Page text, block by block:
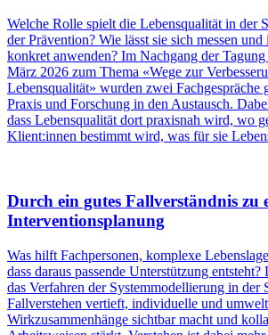
Welche Rolle spielt die Lebensqualität in der
der Prävention? Wie lässt sie sich messen
konkret anwenden? Im Nachgang der
März 2026 zum Thema «Wege zur
Lebensqualität» wurden zwei Fachgespräche
Praxis und Forschung in den Austausch.
dass Lebensqualität dort praxisnah wird, wo
Klient:innen bestimmt wird, was für sie
Durch ein gutes Fallverständnis zu
Interventionsplanung
Was hilft Fachpersonen, komplexe
dass daraus passende Unterstützung
das Verfahren der Systemmodellierung in der
Fallverstehen vertieft, individuelle und
Wirkzusammenhänge sichtbar macht und